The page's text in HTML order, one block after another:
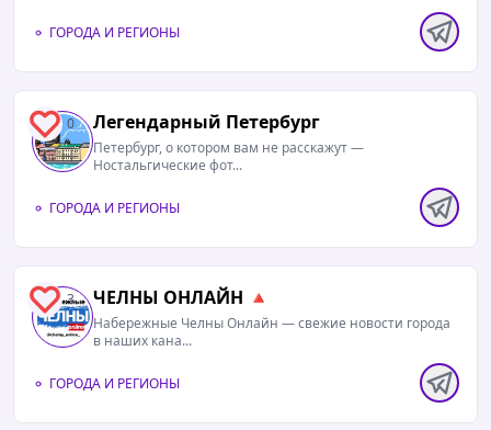
ГОРОДА И РЕГИОНЫ
0 Легендарный Петербург
Петербург, о котором вам не расскажут —
Ностальгические фот...
ГОРОДА И РЕГИОНЫ
3 ЧЕЛНЫ ОНЛАЙН 🔺
Набережные Челны Онлайн — свежие новости города
в наших кана...
ГОРОДА И РЕГИОНЫ